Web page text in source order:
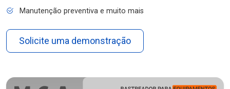
Manutenção preventiva e muito mais
Solicite uma demonstração